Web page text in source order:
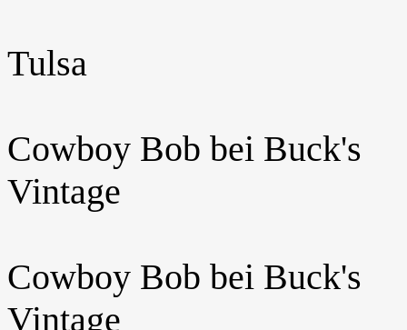
Tulsa
Cowboy Bob bei Buck's
Vintage
Cowboy Bob bei Buck's
Vintage